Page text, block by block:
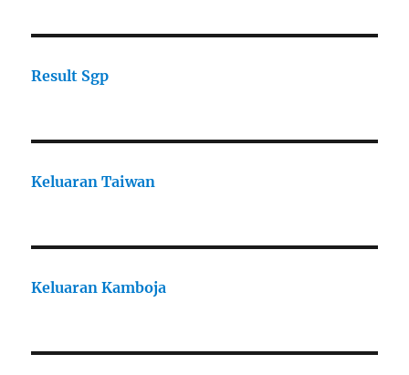
Result Sgp
Keluaran Taiwan
Keluaran Kamboja